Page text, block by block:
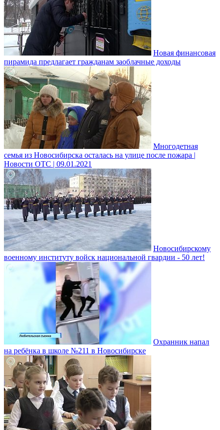
Новая финансовая
пирамида предлагает гражданам заоблачные доходы
Многодетная
семья из Новосибирска осталась на улице после пожара |
Новости ОТС | 09.01.2021
Новосибирскому
военному институту войск национальной гвардии - 50 лет!
Охранник напал
на ребёнка в школе №211 в Новосибирске